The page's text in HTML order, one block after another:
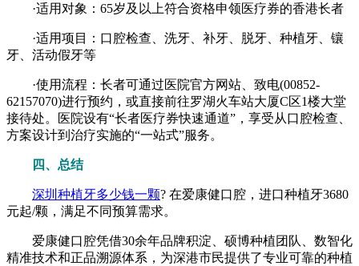
·适用对象：65岁及以上符合资格申领医疗券的香港长者
·适用项目：口腔检查、洗牙、补牙、脱牙、种植牙、镶
牙、活动假牙等
·使用流程：长者可通过医院官方网站、致电(00852-
62157070)进行预约，或直接前往罗湖火车站大厦C区1楼大堂
接待处。医院设有“长者医疗券快速通道”，享受从口腔检查、
方案设计到治疗实施的“一站式”服务。
四、总结
深圳种植牙多少钱一颗? 在爱康健口腔，进口种植牙3680
元起/颗，满足不同预算需求。
爱康健口腔凭借30余年品牌积淀、硕博种植团队、数智化
精准技术和正品溯源体系，为深港市民提供了专业可靠的种植